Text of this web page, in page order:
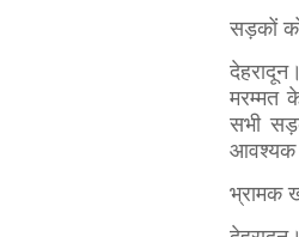
सड़कों
मरम्मत
सभी
आवश्यक
भ्रामक